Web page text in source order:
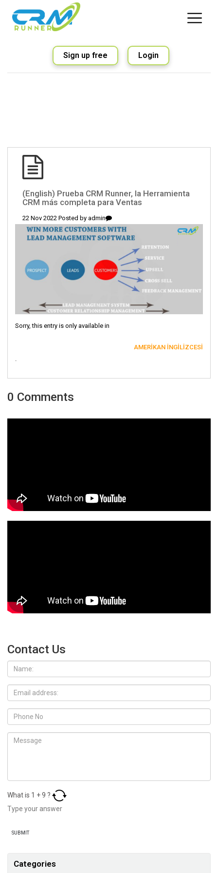
Sign up free Login
(English) Prueba CRM Runner, la Herramienta
CRM más completa para Ventas
22 Nov 2022 Posted by admin
Sorry, this entry is only available in
AMERIKAN İNGILIZCESI
.
0 Comments
Contact Us
What is 1 +9 ?
Categories